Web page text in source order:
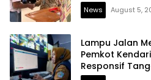
News August 5,
Lampu Jalan
Pemkot
Responsif